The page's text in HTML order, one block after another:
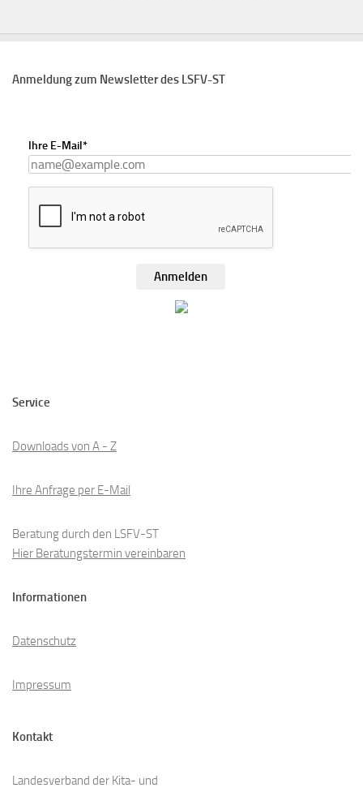
Anmeldung zum Newsletter des LSFV-ST
Ihre E-Mail*
Anmelden
Service
Downloads von A - Z
Ihre Anfrage per E-Mail
Beratung durch den LSFV-ST
Hier Beratungstermin vereinbaren
Informationen
Datenschutz
Impressum
Kontakt
Landesverband der Kita- und